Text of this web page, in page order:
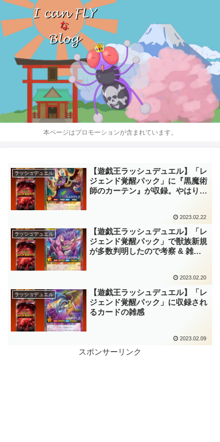
本ページはプロモーションが含まれています。
ラッシュデュエル
【遊戯王ラッシュデュエル】「レ
ジェンド覚醒パック」に『黒魔術
師のカーテン』が収録。やはりブ
2023.02.22
ラッシュデュエル
【遊戯王ラッシュデュエル】「レ
ジェンド覚醒パック」で獣族新規
が多数判明したので考察 & 雑
2023.02.20
ラッシュデュエル
【遊戯王ラッシュデュエル】「レ
ジェンド覚醒パック」に収録され
るカードの雑感
2023.02.09
スポンサーリンク